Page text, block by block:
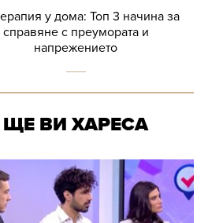
у дома: Топ 3 начина за
справяне с преумората и
напрежението
ЩЕ ВИ ХАРЕСА